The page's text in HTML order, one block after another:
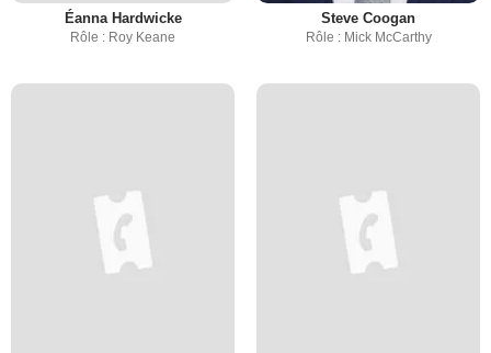
Éanna Hardwicke
Rôle : Roy Keane
Steve Coogan
Rôle : Mick McCarthy